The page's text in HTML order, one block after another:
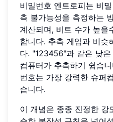
비밀번호 엔트로피는 비
측 불가능성을 측정하는
계산되며, 비트 수가 높을
합니다. 추측 게임과 비슷
다. "123456"과 같은 낮
컴퓨터가 추측하기 쉽습
번호는 가장 강력한 슈퍼
습니다.
이 개념은 종종 진정한 강